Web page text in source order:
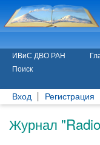
ИВиС ДВО РАН
Поиск
Вход Регистрация
Журнал